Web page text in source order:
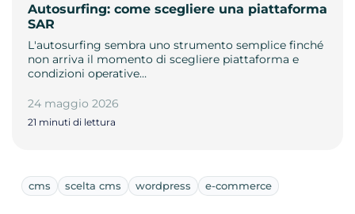
Autosurfing: come scegliere una piattaforma
SAR
L'autosurfing sembra uno strumento semplice finché
non arriva il momento di scegliere piattaforma e
condizioni operative…
24 maggio 2026
21 minuti di lettura
cms scelta cms wordpress e-commerce